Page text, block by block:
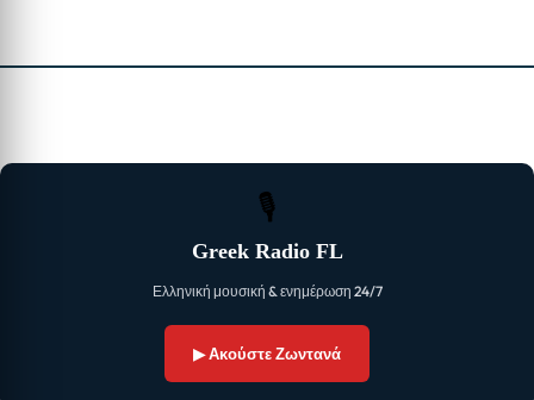
🎙
Greek Radio FL
Ελληνική μουσική & ενημέρωση 24/7
▶ Ακούστε Ζωντανά